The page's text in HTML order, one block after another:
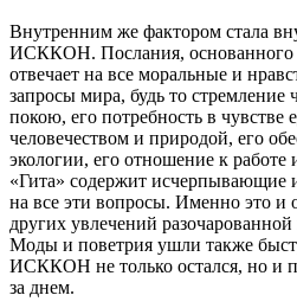
Внутренним же фактором стала
ИСККОН. Послания, основанного
отвечает на все моральные и
запросы мира, будь то стремление
покою, его потребность в чувстве
человечеством и природой, его
экологии, его отношение к работе
«Гита» содержит исчерпывающие
на все эти вопросы. Именно это
других увлечений
Моды и поветрия ушли также
ИСККОН не только остался, но и
за днем.